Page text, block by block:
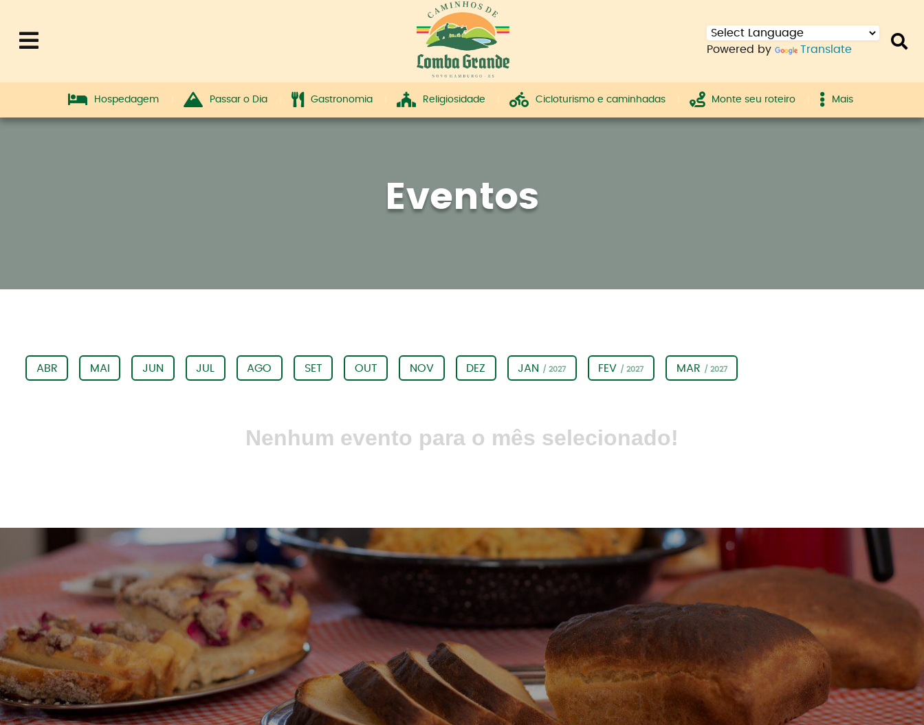
Powered by Translate
Hospedagem Passar o Dia Gastronomia Religiosidade Cicloturismo e caminhadas Monte seu roteiro Mais
Eventos
ABR MAI JUN JUL AGO SET OUT NOV DEZ JAN / 2027 FEV / 2027 MAR / 2027
Nenhum evento para o mês selecionado!